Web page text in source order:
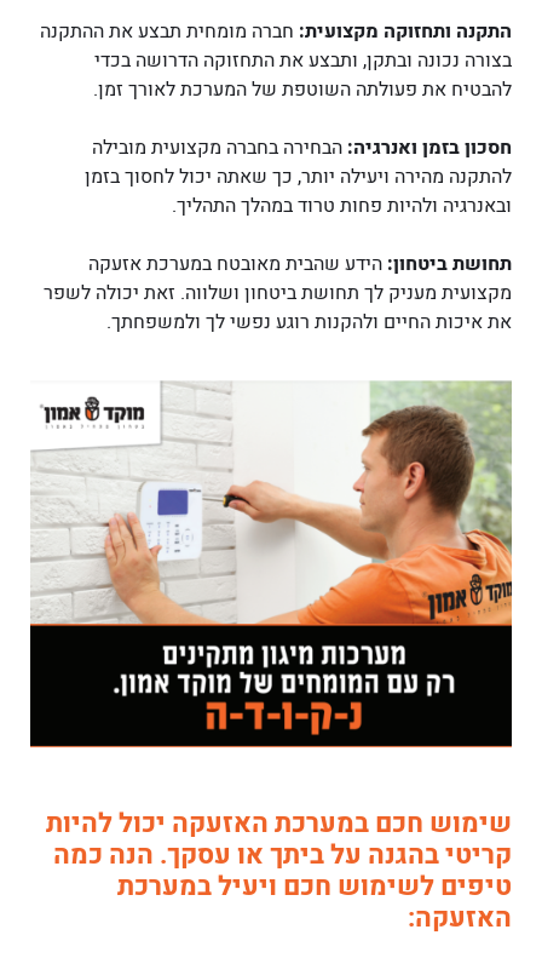
התקנה ותחזוקה מקצועית: חברה מומחית תבצע את ההתקנה
בצורה נכונה ובתקן, ותבצע את התחזוקה הדרושה בכדי
להבטיח את פעולתה השוטפת של המערכת לאורך זמן.
חסכון בזמן ואנרגיה: הבחירה בחברה מקצועית מובילה
להתקנה מהירה ויעילה יותר, כך שאתה יכול לחסוך בזמן
ובאנרגיה ולהיות פחות טרוד במהלך התהליך.
תחושת ביטחון: הידע שהבית מאובטח במערכת אזעקה
מקצועית מעניק לך תחושת ביטחון ושלווה. זאת יכולה לשפר
את איכות החיים ולהקנות רוגע נפשי לך ולמשפחתך.
שימוש חכם במערכת האזעקה יכול להיות
קריטי בהגנה על ביתך או עסקך. הנה כמה
טיפים לשימוש חכם ויעיל במערכת
האזעקה: